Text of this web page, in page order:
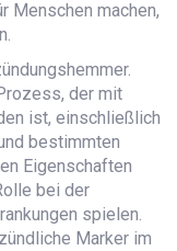
Menschen machen,
der mit
ist, einschließlich
bestimmten
Eigenschaften
bei der
spielen.
Marker im